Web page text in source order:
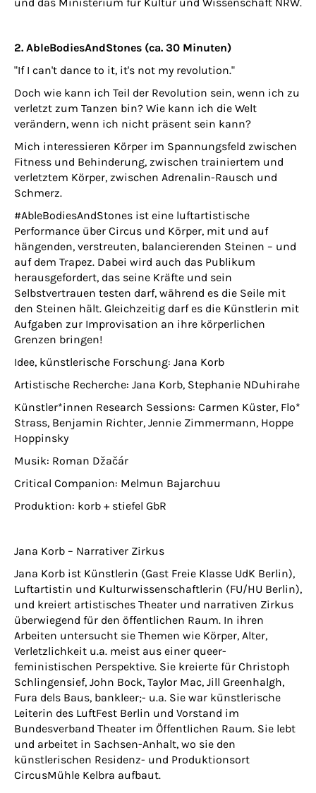
2. AbleBodiesAndStones (ca. 30 Minuten)
"If I can't dance to it, it's not my revolution."
Doch wie kann ich Teil der Revolution sein, wenn ich zu
verletzt zum Tanzen bin? Wie kann ich die Welt
verändern, wenn ich nicht präsent sein kann?
Mich interessieren Körper im Spannungsfeld zwischen
Fitness und Behinderung, zwischen trainiertem und
verletztem Körper, zwischen Adrenalin-Rausch und
Schmerz.
#AbleBodiesAndStones ist eine luftartistische
Performance über Circus und Körper, mit und auf
hängenden, verstreuten, balancierenden Steinen – und
auf dem Trapez. Dabei wird auch das Publikum
herausgefordert, das seine Kräfte und sein
Selbstvertrauen testen darf, während es die Seile mit
den Steinen hält. Gleichzeitig darf es die Künstlerin mit
Aufgaben zur Improvisation an ihre körperlichen
Grenzen bringen!
Idee, künstlerische Forschung: Jana Korb
Artistische Recherche: Jana Korb, Stephanie NDuhirahe
Künstler*innen Research Sessions: Carmen Küster, Flo*
Strass, Benjamin Richter, Jennie Zimmermann, Hoppe
Hoppinsky
Musik: Roman Džačár
Critical Companion: Melmun Bajarchuu
Produktion: korb + stiefel GbR
Jana Korb – Narrativer Zirkus
Jana Korb ist Künstlerin (Gast Freie Klasse UdK Berlin),
Luftartistin und Kulturwissenschaftlerin (FU/HU Berlin),
und kreiert artistisches Theater und narrativen Zirkus
überwiegend für den öffentlichen Raum. In ihren
Arbeiten untersucht sie Themen wie Körper, Alter,
Verletzlichkeit u.a. meist aus einer queer-
feministischen Perspektive. Sie kreierte für Christoph
Schlingensief, John Bock, Taylor Mac, Jill Greenhalgh,
Fura dels Baus, bankleer;- u.a. Sie war künstlerische
Leiterin des LuftFest Berlin und Vorstand im
Bundesverband Theater im Öffentlichen Raum. Sie lebt
und arbeitet in Sachsen-Anhalt, wo sie den
künstlerischen Residenz- und Produktionsort
CircusMühle Kelbra aufbaut.